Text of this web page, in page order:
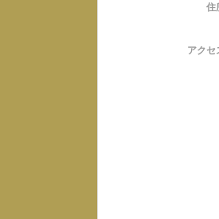
住
アクセ